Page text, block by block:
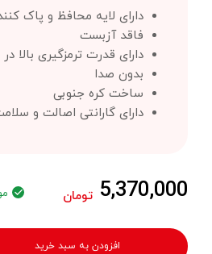
دارای لایه محافظ و پاک
فاقد آزبست
دارای قدرت ترمزگیری بالا
بدون صدا
ساخت کره جنوبی
دارای گارانتی اصالت و
5,370,000 تومان
افزودن به سبد خرید